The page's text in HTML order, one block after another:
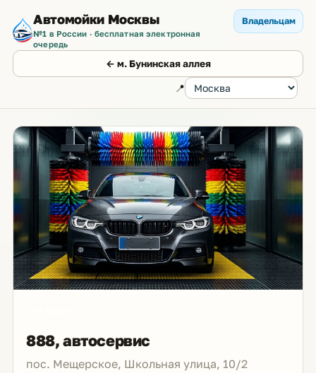
Автомойки Москвы
№1 в России · бесплатная электронная
очередь
← м. Бунинская аллея
📍
Владельцам
888, автосервис
пос. Мещерское, Школьная улица, 10/2